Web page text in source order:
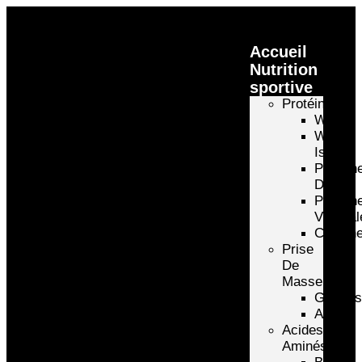
Accueil
Nutrition
sportive
Protéines
Whey
Whey
Isolate
D’oeuf
Prise
De
Masse
Gainers
Autre
Acides
Aminés